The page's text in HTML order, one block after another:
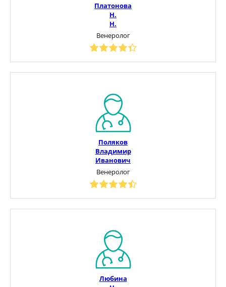
Платонова
Н.
Н.
Венеролог
Поляков
Владимир
Иванович
Венеролог
Любина